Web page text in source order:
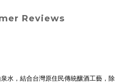
Reviews
水，結合台灣原住民傳統釀酒工藝 ，除